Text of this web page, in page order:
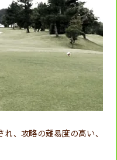
、攻略の難易度の高い、